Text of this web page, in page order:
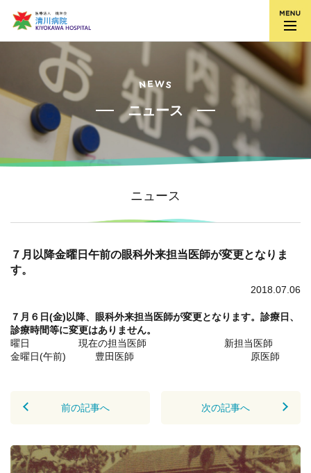
ニュース
ニュース
７月以降金曜日午前の眼科外来担当医師が変更となりま
す。
2018.07.06
７月６日(金)以降、眼科外来担当医師が変更となります。診療日、
診療時間等に変更はありません。
曜日 現在の担当医師 新担当医師
金曜日(午前) 豊田医師 原医師
前の記事へ 次の記事へ